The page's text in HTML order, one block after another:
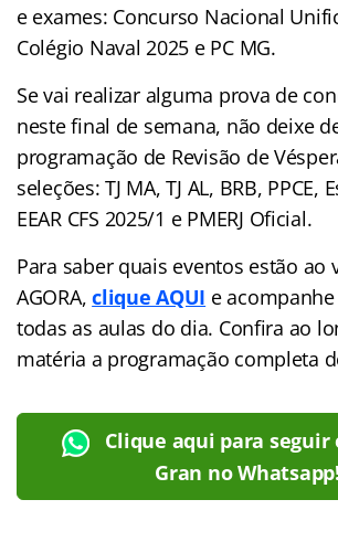
e exames: Concurso Nacional
Colégio Naval 2025 e PC MG.
Se vai realizar alguma prova de
neste final de semana, não deixe
programação de Revisão de
seleções: TJ MA, TJ AL, BRB, PPCE,
EEAR CFS 2025/1 e PMERJ Oficial.
Para saber quais eventos estão ao
AGORA,clique AQUI e
todas as aulas do dia. Confira ao
matéria a programação completa
Clique aqui para seguir
Gran no Whatsapp!